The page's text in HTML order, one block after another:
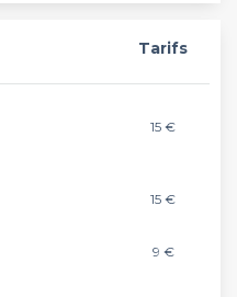
Tarifs
15 €
15 €
9 €